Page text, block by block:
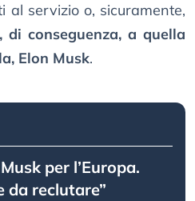
al servizio o, sicuramente,
conseguenza, a quella
Elon Musk.
per l’Europa.
da reclutare”